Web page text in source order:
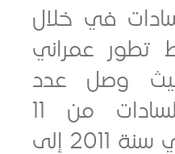
خلال
عدد
منطقة سكنية في سنة 2011 إلى